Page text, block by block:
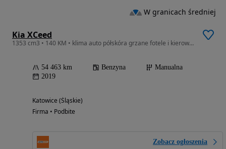
Kia XCeed
1353 cm3 • 140 KM • klima auto półskóra grzane fotele i kierownica navi kamera i czujniki
54 463 km Benzyna
Manualna
2019
Katowice (Śląskie)
Firma • Podbite
Zobacz ogłoszenia
W granicach średniej